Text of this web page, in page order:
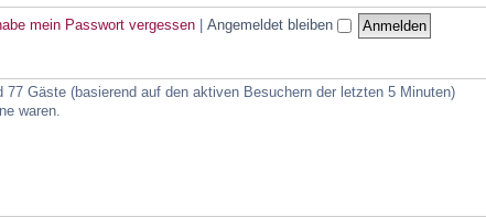
e
a
g
t
e
r
e
i
mein Passwort vergessen Angemeldet bleiben
Gäste (basierend auf den aktiven Besuchern der letzten 5 Minuten)
waren.